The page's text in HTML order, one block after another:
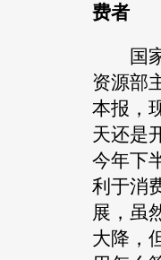
费者
国家
资源部
本报，
天还是
今年下
利于消
展，虽
大降，